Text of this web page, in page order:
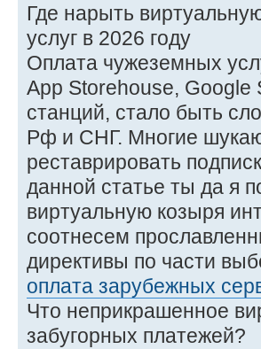
Где нарыть
услуг в 2026 году
Оплата чужеземных
App Storehouse, Google
станций, стало быть
Рф и СНГ. Многие
реставрировать
данной статье ты да я
виртуальную козыря
соотнесем
директивы по части
оплата зарубежных
Что неприкрашенное
забугорных платежей?